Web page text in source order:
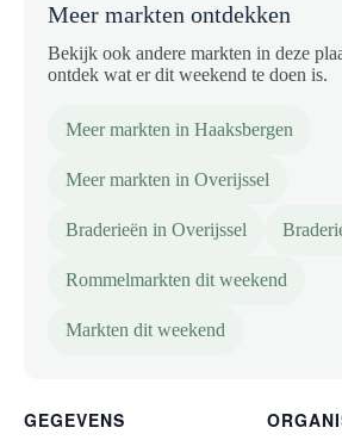
Meer markten ontdekken
Bekijk ook andere markten in deze
ontdek wat er dit weekend te doen is.
Meer markten in Haaksbergen
Meer markten in Overijssel
Braderieën in Overijssel
Rommelmarkten dit weekend
Markten dit weekend
GEGEVENS